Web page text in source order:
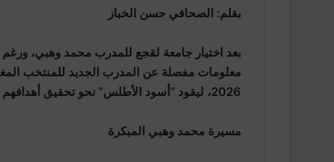
بقلم: الصحافي حسن الخباز
بعد اختيار جامعة لقجع للمدرب محمد وهبي،
معلومات مفصلة عن المدرب الجديد للمنتخب
2026، ليقود “أسود الأطلس” نحو تحقيق أهدافهم في البطولة القادمة والمونديال 2030.
مسيرة محمد وهبي المبكرة